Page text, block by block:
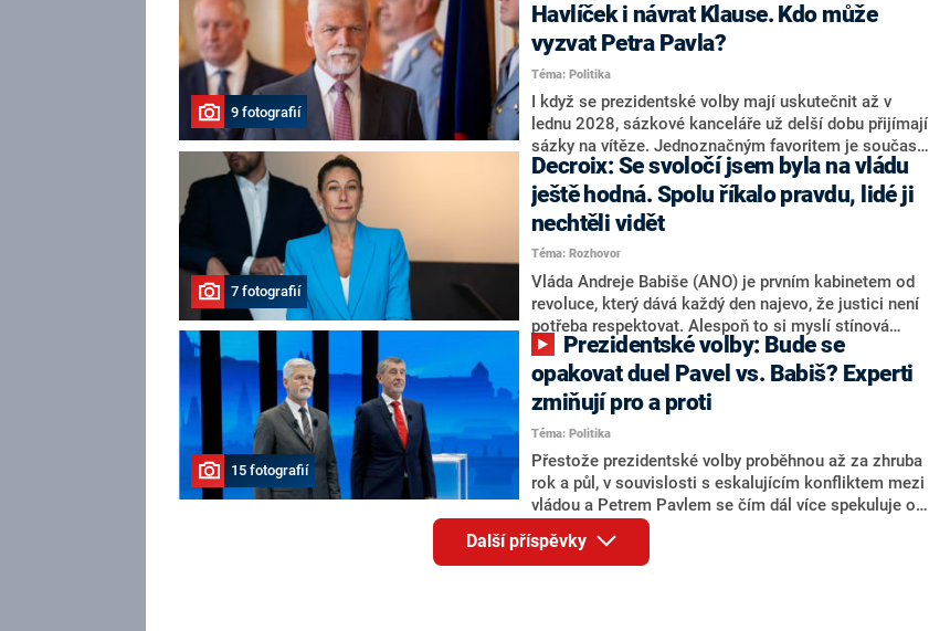
Martin Kuba. Konkrétní nebyl, ale získat by takto mohl
například senátora Zdeňka Hrabu, který je dnes
součástí klubu ODS a TOP 09. Hraba to na dotaz
redakce nevyloučil. Předseda klubu senátorů ODS
Zdeněk Nytra redakci řekl, že počítá s odchodem
některých senátorů z klubu a že Naše Česko není
nepřítel, ale soupeř.
9 fotografií
Havlíček i návrat Klause. Kdo může
vyzvat Petra Pavla?
Téma: Politika
I když se prezidentské volby mají uskutečnit až v
lednu 2028, sázkové kanceláře už delší dobu přijímají
sázky na vítěze. Jednoznačným favoritem je současná
hlava státu Petr Pavel. Daleko za ním pak bookmakeři
zmiňují dva výrazné politiky ANO, tedy premiéra
Andreje Babiše a ministra průmyslu Karla Havlíčka.
Oblíbeným tipem samotných sázkařů je poslanec za
Motoristy Filip Turek. Politolog Jan Kubáček nicméně
o případné kandidatuře kohokoliv ze zmíněné trojice
značně pochybuje. Podle něj současná koalice dosud
nemá osobu, která by Pavlovi mohla konkurovat.
7 fotografií
Decroix: Se svoločí jsem byla na vládu
ještě hodná. Spolu říkalo pravdu, lidé ji
nechtěli vidět
Téma: Rozhovor
Vláda Andreje Babiše (ANO) je prvním kabinetem od
revoluce, který dává každý den najevo, že justici není
potřeba respektovat. Alespoň to si myslí stínová
ministryně spravedlnosti ODS Eva Decroix. V
rozhovoru pro CNN Prima NEWS si nebrala servítky
ohledně politického výkonu svého nástupce Jeronýma
Tejce (za ANO) či vládní zmocněnkyně pro lidská
práva Taťány Malé (ANO). Označením „svoloč“ na
adresu vlády prý byla ještě hodná. Decroix se také
vrátila k volební porážce koalice Spolu či promluvila o
hnutí Naše Česko Martina Kuby.
15 fotografií
opakovat duel Pavel vs. Babiš? Experti
zmiňují pro a proti
Téma: Politika
Přestože prezidentské volby proběhnou až za zhruba
rok a půl, v souvislosti s eskalujícím konfliktem mezi
vládou a Petrem Pavlem se čím dál více spekuluje o
tom, koho by do bitvy o Hrad mohla vyslat současná
koalice. Někteří političtí komentátoři znovu vytahují
jméno premiéra Andreje Babiše (ANO). Jak moc je
Další příspěvky